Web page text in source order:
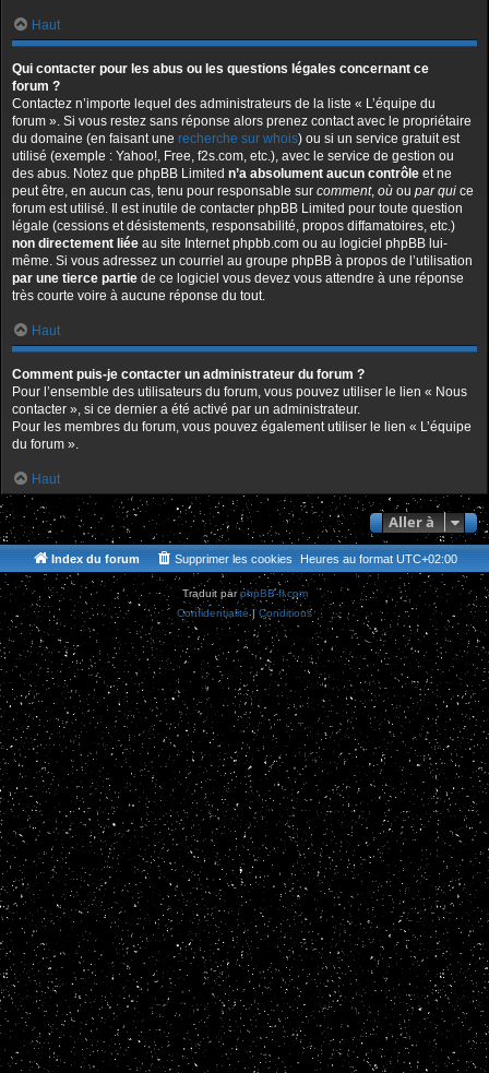
Haut
Qui contacter pour les abus ou les questions légales concernant ce
forum ?
Contactez n’importe lequel des administrateurs de la liste « L’équipe du
forum ». Si vous restez sans réponse alors prenez contact avec le propriétaire
du domaine (en faisant une recherche sur whois) ou si un service gratuit est
utilisé (exemple : Yahoo!, Free, f2s.com, etc.), avec le service de gestion ou
des abus. Notez que phpBB Limited n’a absolument aucun contrôle et ne
peut être, en aucun cas, tenu pour responsable sur comment, où ou par qui ce
forum est utilisé. Il est inutile de contacter phpBB Limited pour toute question
légale (cessions et désistements, responsabilité, propos diffamatoires, etc.)
non directement liée au site Internet phpbb.com ou au logiciel phpBB lui-
même. Si vous adressez un courriel au groupe phpBB à propos de l’utilisation
par une tierce partie de ce logiciel vous devez vous attendre à une réponse
très courte voire à aucune réponse du tout.
Haut
Comment puis-je contacter un administrateur du forum ?
Pour l’ensemble des utilisateurs du forum, vous pouvez utiliser le lien « Nous
contacter », si ce dernier a été activé par un administrateur.
Pour les membres du forum, vous pouvez également utiliser le lien « L’équipe
du forum ».
Haut
Aller à
Index du forum Heures au format UTC+02:00
Supprimer les cookies
Traduit parphpBB-fr.com
Confidentialité|Conditions